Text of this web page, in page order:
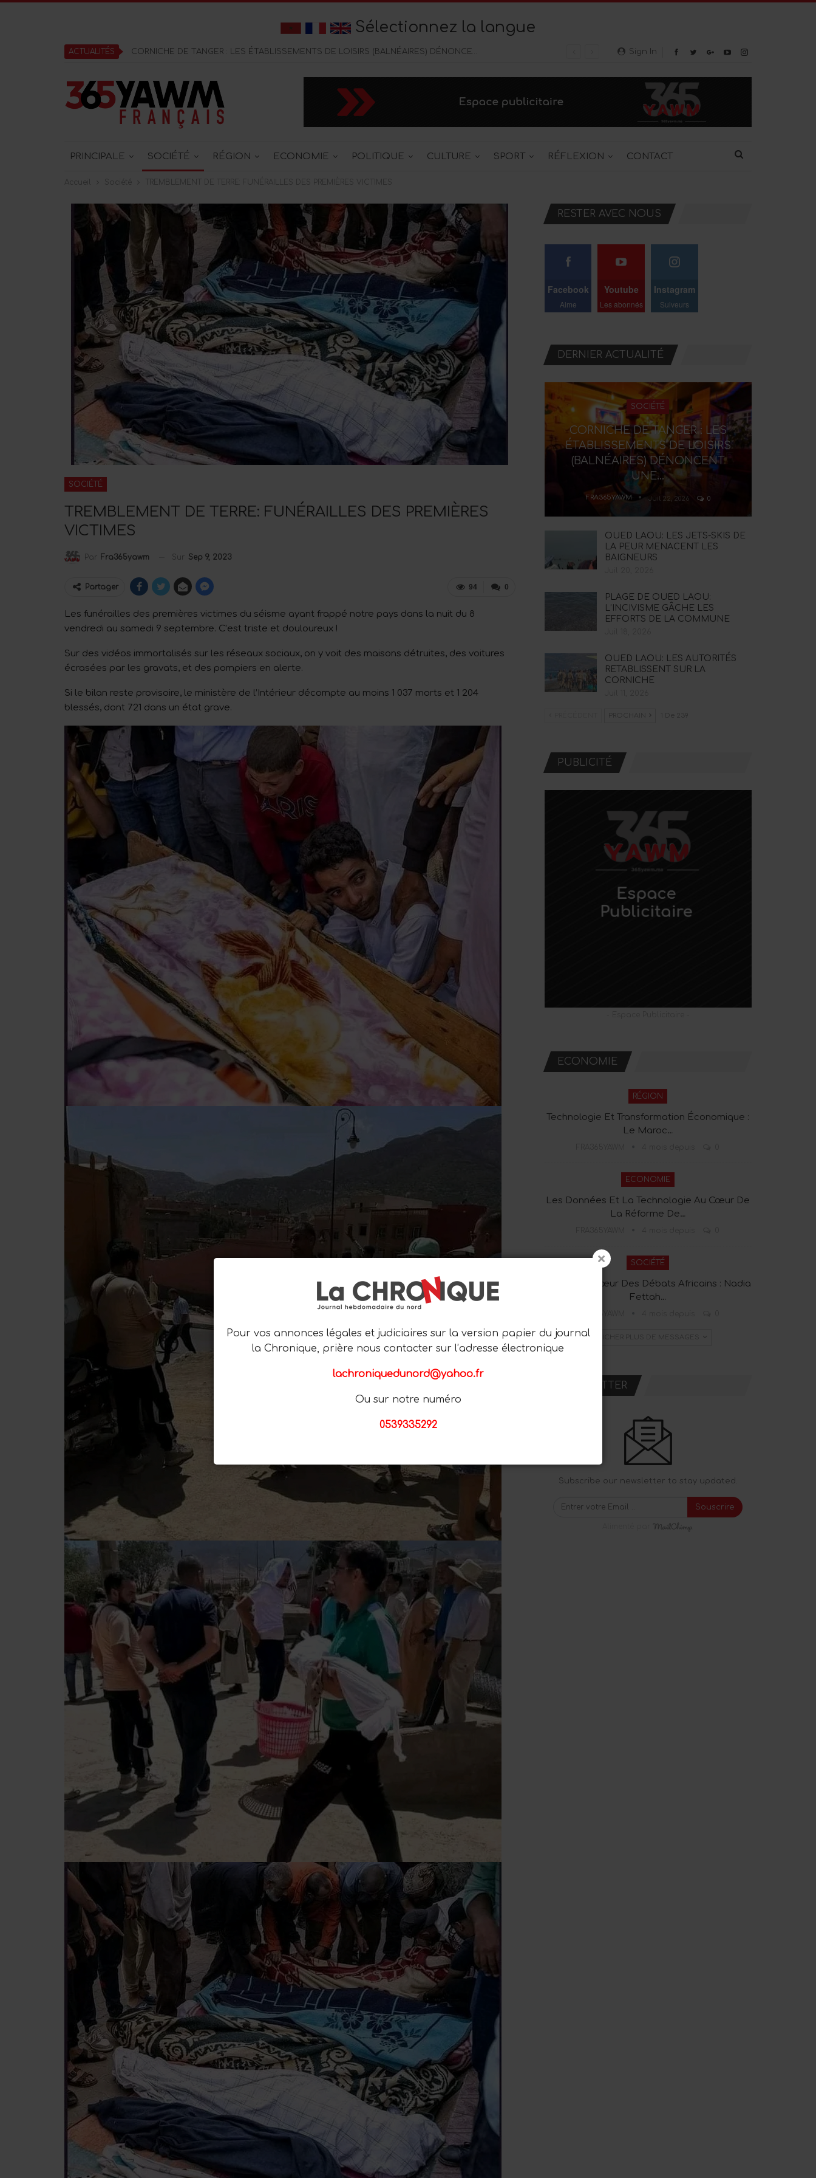
Sélectionnez la langue
Sign In
ACTUALITÉS
PRINCIPALE SOCIÉTÉ RÉGION ECONOMIE POLITIQUE CULTURE SPORT RÉFLEXION CONTACT
Accueil Société TREMBLEMENT DE TERRE: FUNÉRAILLES DES PREMIÈRES VICTIMES
SOCIÉTÉ
TREMBLEMENT DE TERRE: FUNÉRAILLES DES PREMIÈRES
VICTIMES
Par Fra365yawm Sur Sep 9, 2023
0
94
Partager
Les funérailles des premières victimes du séisme ayant frappé notre pays dans la nuit du 8
vendredi au samedi 9 septembre. C’est triste et douloureux !
Sur des vidéos immortalisés sur les réseaux sociaux, on y voit des maisons détruites, des voitures
écrasées par les gravats, et des pompiers en alerte.
Si le bilan reste provisoire, le ministère de l’Intérieur décompte au moins 1 037 morts et 1 204
blessés, dont 721 dans un état grave.
RESTER AVEC NOUS
Facebook
Aime
Youtube
Les abonnés
Instagram
Suiveurs
DERNIER ACTUALITÉ
SOCIÉTÉ
CORNICHE DE TANGER : LES
ÉTABLISSEMENTS DE LOISIRS
(BALNÉAIRES) DÉNONCENT
UNE…
FRA365YAWM Juil 22, 2026 0
OUED LAOU: LES JETS-SKIS DE
LA PEUR MENACENT LES
BAIGNEURS
PLAGE DE OUED LAOU:
L’INCIVISME GÂCHE LES
EFFORTS DE LA COMMUNE
OUED LAOU: LES AUTORITÉS
RETABLISSENT SUR LA
CORNICHE
PROCHAIN 1 De 239
PUBLICITÉ
ECONOMIE
RÉGION
Technologie Et Transformation Économique :
Le Maroc…
ECONOMIE
Les Données Et La Technologie Au Cœur De
La Réforme De…
SOCIÉTÉ
Tanger Au Cœur Des Débats Africains : Nadia
Fettah…
AFFICHER PLUS DE MESSAGES
NEWSLETTER
Subscribe our newsletter to stay updated.
Souscrire
Pour vos annonces légales et judiciaires sur la version papier du journal
la Chronique, prière nous contacter sur l’adresse électronique
lachroniquedunord@yahoo.fr
Ou sur notre numéro
0539335292